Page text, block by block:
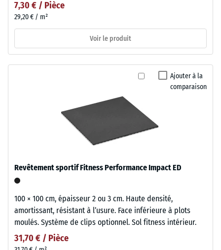
7,30 € / Pièce
29,20 € / m²
Voir le produit
Ajouter à la
comparaison
Revêtement sportif Fitness Performance Impact ED
100 × 100 cm, épaisseur 2 ou 3 cm. Haute densité,
amortissant, résistant à l’usure. Face inférieure à plots
moulés. Système de clips optionnel. Sol fitness intérieur.
31,70 € / Pièce